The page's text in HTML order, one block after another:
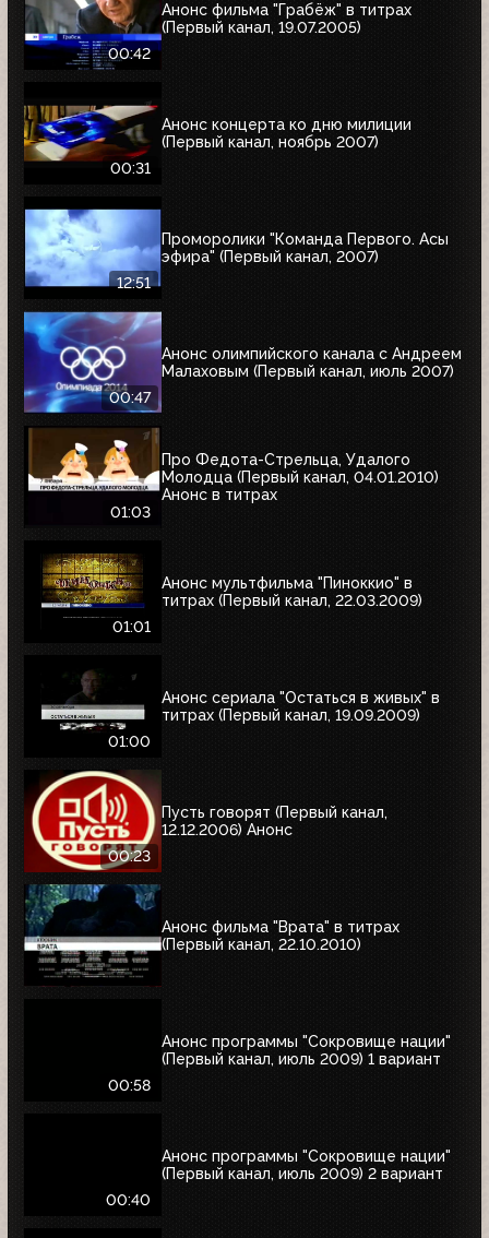
00:42
Анонс фильма "Грабёж" в титрах
(Первый канал, 19.07.2005)
00:31
Анонс концерта ко дню милиции
(Первый канал, ноябрь 2007)
12:51
Проморолики "Команда Первого. Асы
эфира" (Первый канал, 2007)
00:47
Анонс олимпийского канала с Андреем
Малаховым (Первый канал, июль 2007)
01:03
Про Федота-Стрельца, Удалого
Молодца (Первый канал, 04.01.2010)
Анонс в титрах
01:01
Анонс мультфильма "Пиноккио" в
титрах (Первый канал, 22.03.2009)
01:00
Анонс сериала "Остаться в живых" в
титрах (Первый канал, 19.09.2009)
00:23
Пусть говорят (Первый канал,
12.12.2006) Анонс
Анонс фильма "Врата" в титрах
(Первый канал, 22.10.2010)
00:58
Анонс программы "Сокровище нации"
(Первый канал, июль 2009) 1 вариант
00:40
Анонс программы "Сокровище нации"
(Первый канал, июль 2009) 2 вариант